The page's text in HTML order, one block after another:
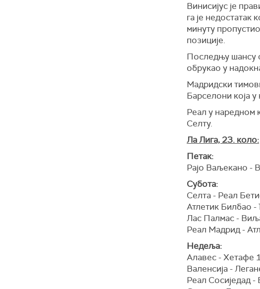
Винисијус је
га је недостатак
минуту
позиције.
Последњу шансу
обрукао у
Мадридски
Барселони која
Реал у наредном
Селту.
Ла Лига, 23. коло:
Петак:
Рајо Ваљекано -
Субота:
Селта - Реал
Атлетик Билбао
Лас Палмас -
Реал Мадрид -
Недеља:
Алавес - Хетафе
Валенсија -
Реал Сосиједад